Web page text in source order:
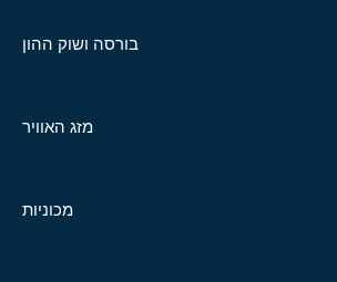
בורסה ושוק ההון
מזג האוויר
מכוניות